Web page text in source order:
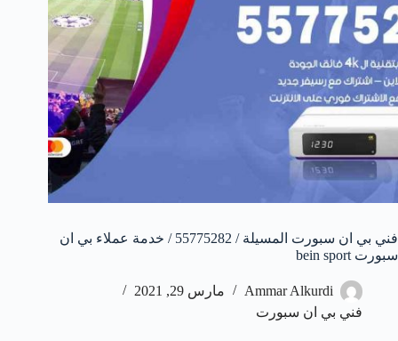
فني بي ان سبورت المسيلة / 55775282 / خدمة عملاء بي ان
سبورت bein sport
Ammar Alkurdi
مارس 29, 2021
فني بي ان سبورت